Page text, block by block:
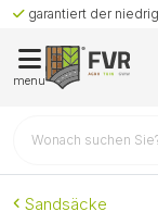
garantiert der
menu
Sandsäcke